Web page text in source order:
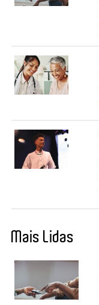
Mais Lidas